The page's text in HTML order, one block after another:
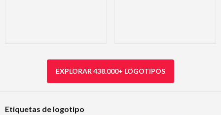
EXPLORAR 438.000+ LOGOTIPOS
Etiquetas de logotipo